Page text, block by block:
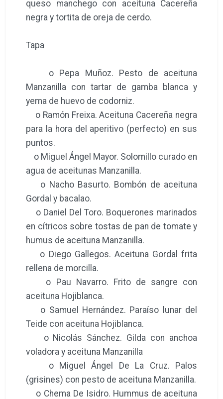
queso manchego con aceituna Cacereña
negra y tortita de oreja de cerdo.
Tapa
o Pepa Muñoz. Pesto de aceituna
Manzanilla con tartar de gamba blanca y
yema de huevo de codorniz.
o Ramón Freixa. Aceituna Cacereña negra
para la hora del aperitivo (perfecto) en sus
puntos.
o Miguel Ángel Mayor. Solomillo curado en
agua de aceitunas Manzanilla.
o Nacho Basurto. Bombón de aceituna
Gordal y bacalao.
o Daniel Del Toro. Boquerones marinados
en cítricos sobre tostas de pan de tomate y
humus de aceituna Manzanilla.
o Diego Gallegos. Aceituna Gordal frita
rellena de morcilla.
o Pau Navarro. Frito de sangre con
aceituna Hojiblanca.
o Samuel Hernández. Paraíso lunar del
Teide con aceituna Hojiblanca.
o Nicolás Sánchez. Gilda con anchoa
voladora y aceituna Manzanilla
o Miguel Ángel De La Cruz. Palos
(grisines) con pesto de aceituna Manzanilla.
o Chema De Isidro. Hummus de aceituna